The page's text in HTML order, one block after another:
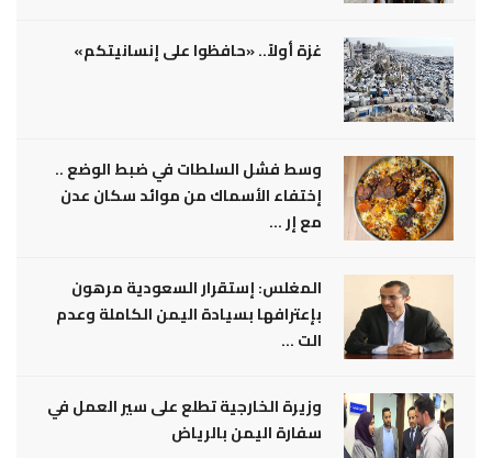
غزة أولاً.. «حافظوا على إنسانيتكم»
وسط فشل السلطات في ضبط الوضع ..
إختفاء الأسماك من موائد سكان عدن
مع إر ...
المغلس: إستقرار السعودية مرهون
بإعترافها بسيادة اليمن الكاملة وعدم
الت ...
وزيرة الخارجية تطلع على سير العمل في
سفارة اليمن بالرياض